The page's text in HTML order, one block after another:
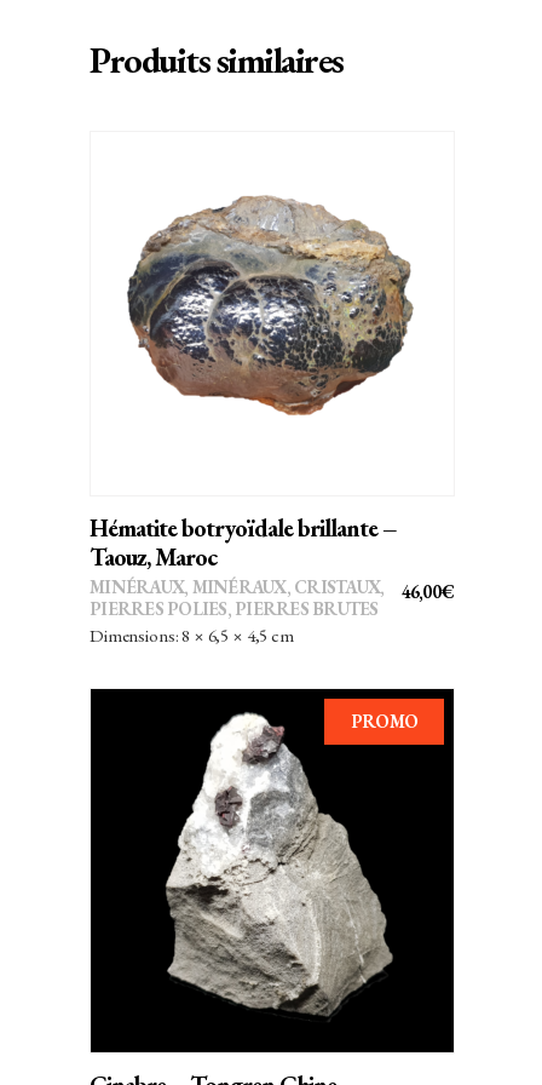
Produits similaires
AJOUTER AU PANIER
Hématite botryoïdale brillante –
Taouz, Maroc
46,00€
MINÉRAUX, MINÉRAUX, CRISTAUX,
PIERRES POLIES, PIERRES BRUTES
Dimensions: 8 × 6,5 × 4,5 cm
PROMO
AJOUTER AU PANIER